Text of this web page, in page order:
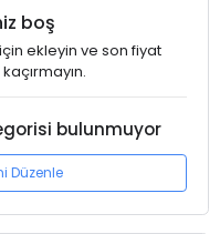
boş
için ekleyin ve son fiyat
bulunmuyor
Düzenle